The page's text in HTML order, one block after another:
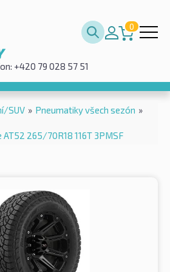
0
+420 79 028 57 51
SUV » Pneumatiky všech sezón »
265/70R18 116T 3PMSF